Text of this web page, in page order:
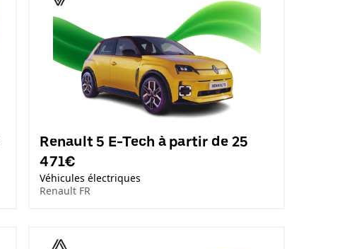
Renault 5 E-Tech à partir de 25
471€
Véhicules électriques
Renault FR